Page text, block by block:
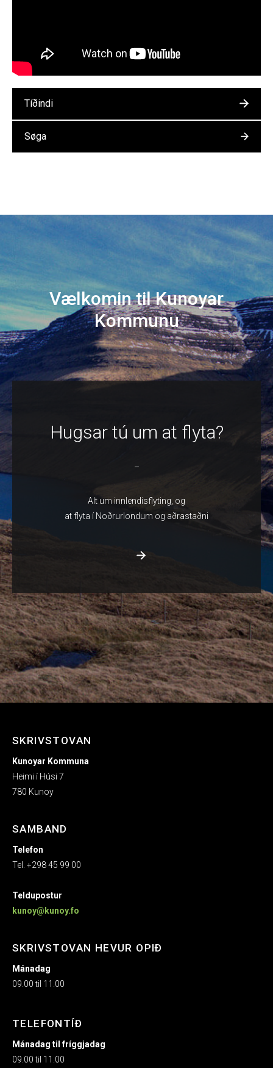
Tíðindi
Søga
Vælkomin til Kunoyar
Kommunu
Hugsar tú um at flyta?
–
Alt um innlendisflyting, og
at flyta í Noðrurlondum og aðrastaðni
SKRIVSTOVAN
Kunoyar Kommuna
Heimi í Húsi 7
780 Kunoy
SAMBAND
Telefon
Tel. +298 45 99 00
Teldupostur
kunoy@kunoy.fo
SKRIVSTOVAN HEVUR OPIÐ
Mánadag
09.00 til 11.00
TELEFONTÍÐ
Mánadag til fríggjadag
09.00 til 11.00